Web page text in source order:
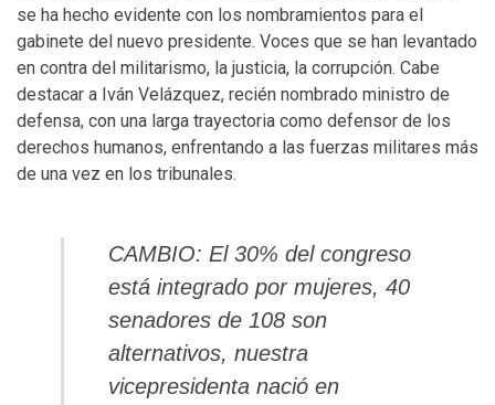
se ha hecho evidente con los nombramientos para el
gabinete del nuevo presidente. Voces que se han levantado
en contra del militarismo, la justicia, la corrupción. Cabe
destacar a Iván Velázquez, recién nombrado ministro de
defensa, con una larga trayectoria como defensor de los
derechos humanos, enfrentando a las fuerzas militares más
de una vez en los tribunales.
CAMBIO: El 30% del congreso
está integrado por mujeres, 40
senadores de 108 son
alternativos, nuestra
vicepresidenta nació en